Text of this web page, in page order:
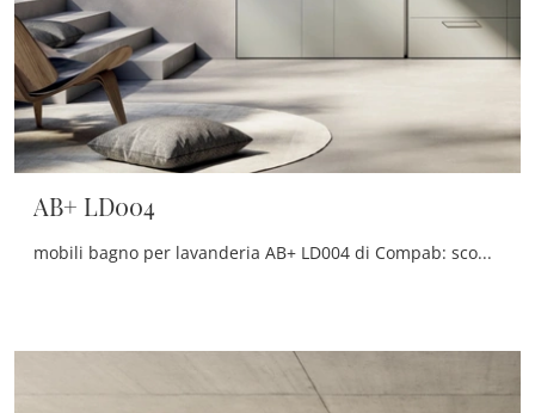
AB+ LD004
mobili bagno per lavanderia AB+ LD004 di Compab: scopri l'Arredo Bagno in melaminico moderno e arreda il bagno di casa.